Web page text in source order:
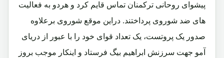
پیشوای روحانی ترکمنان تماس قایم کرد و هردو به فعالیت
های ضد شوروی پرداختند. دراین موقع شوروی برعلاوه
صدور یک پروتست، یک تعداد قوای خود را با عبور از دریای
آمو جهت سرزنش ابراهیم بیگ فرستاد و اینکار موجب بروز